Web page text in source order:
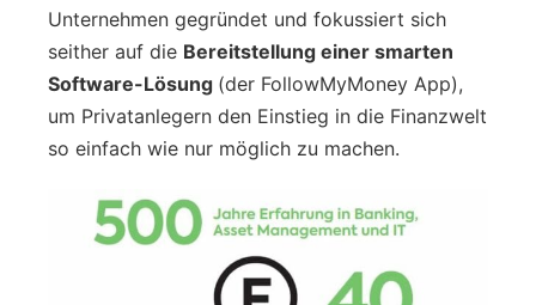
Unternehmen gegründet und fokussiert sich
seither auf die Bereitstellung einer smarten
Software-Lösung (der FollowMyMoney App),
um Privatanlegern den Einstieg in die Finanzwelt
so einfach wie nur möglich zu machen.